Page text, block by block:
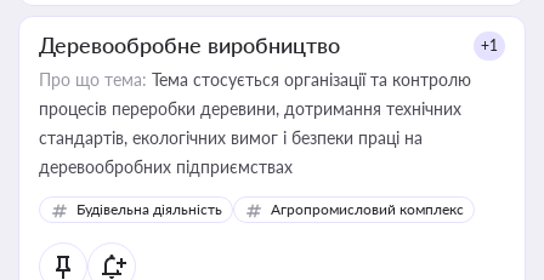
Деревообробне виробництво +1
Про що тема: Тема стосується організації та контролю
процесів переробки деревини, дотримання технічних
стандартів, екологічних вимог і безпеки праці на
деревообробних підприємствах
Будівельна діяльність Агропромисловий комплекс